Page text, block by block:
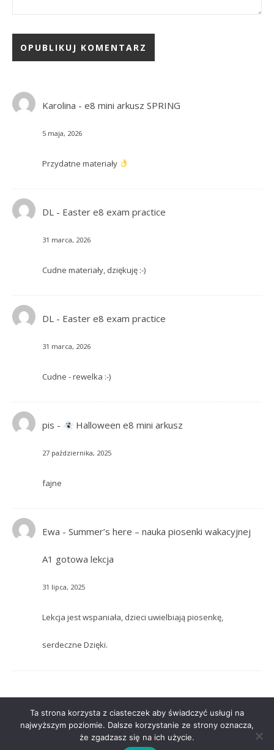
Karolina - e8 mini arkusz SPRING
5 maja, 2026
Przydatne materiały
DL- Easter e8 exam practice
31 marca, 2026
Cudne materiały, dziękuję :-)
DL- Easter e8 exam practice
31 marca, 2026
Cudne - rewelka :-)
pis - Halloween e8 mini arkusz
27 października, 2025
fajne
Ewa - Summer’s here – nauka piosenki wakacyjnej
A1 gotowa lekcja
31 lipca, 2025
Lekcja jest wspaniała, dzieci uwielbiają piosenkę,
serdeczne Dzięki.
Ta strona korzysta z ciasteczek aby świadczyć usługi na
najwyższym poziomie. Dalsze korzystanie ze strony oznacza,
że zgadzasz się na ich użycie.